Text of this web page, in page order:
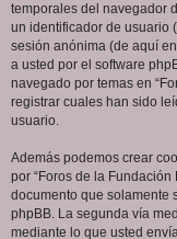
temporales del navegador
un identificador de usuario
sesión anónima (de aquí
a usted por el software
navegado por temas en
registrar cuales han sido
usuario.
Además podemos crear
por “Foros de la
documento que solamente
phpBB. La segunda vía
mediante lo que usted